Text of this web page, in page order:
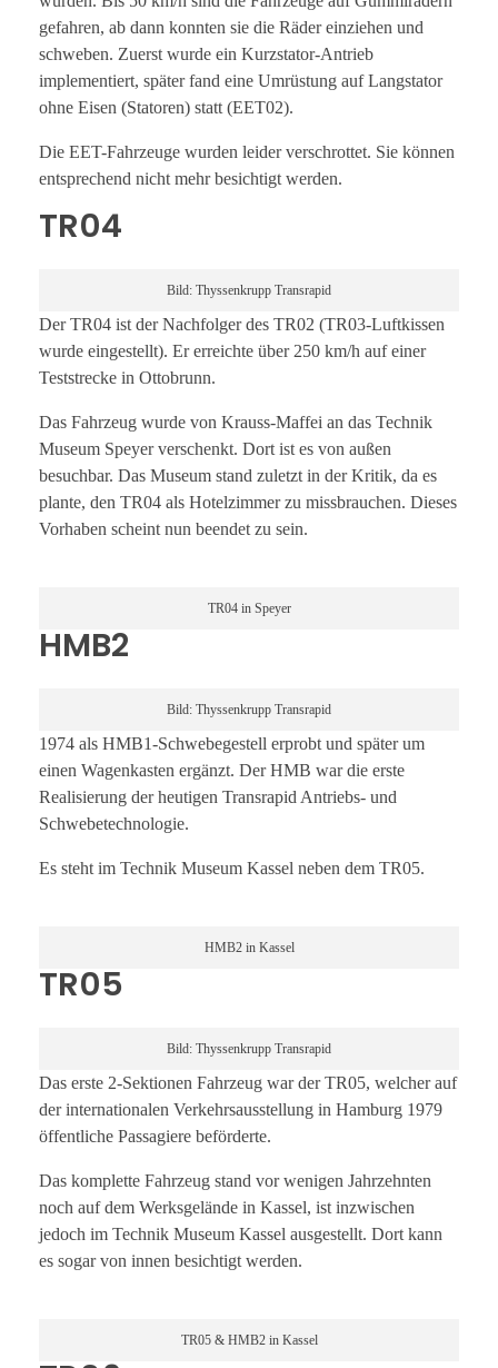
gefahren, ab dann konnten sie die Räder einziehen und
schweben. Zuerst wurde ein Kurzstator-Antrieb
implementiert, später fand eine Umrüstung auf Langstator
ohne Eisen (Statoren) statt (EET02).
Die EET-Fahrzeuge wurden leider verschrottet. Sie können
entsprechend nicht mehr besichtigt werden.
TR04
Bild: Thyssenkrupp Transrapid
Der TR04 ist der Nachfolger des TR02 (TR03-Luftkissen
wurde eingestellt). Er erreichte über 250 km/h auf einer
Teststrecke in Ottobrunn.
Das Fahrzeug wurde von Krauss-Maffei an das Technik
Museum Speyer verschenkt. Dort ist es von außen
besuchbar. Das Museum stand zuletzt in der Kritik, da es
plante, den TR04 als Hotelzimmer zu missbrauchen. Dieses
Vorhaben scheint nun beendet zu sein.
TR04 in Speyer
HMB2
Bild: Thyssenkrupp Transrapid
1974 als HMB1-Schwebegestell erprobt und später um
einen Wagenkasten ergänzt. Der HMB war die erste
Realisierung der heutigen Transrapid Antriebs- und
Schwebetechnologie.
Es steht im Technik Museum Kassel neben dem TR05.
HMB2 in Kassel
TR05
Bild: Thyssenkrupp Transrapid
Das erste 2-Sektionen Fahrzeug war der TR05, welcher auf
der internationalen Verkehrsausstellung in Hamburg 1979
öffentliche Passagiere beförderte.
Das komplette Fahrzeug stand vor wenigen Jahrzehnten
noch auf dem Werksgelände in Kassel, ist inzwischen
jedoch im Technik Museum Kassel ausgestellt. Dort kann
es sogar von innen besichtigt werden.
TR05 & HMB2 in Kassel